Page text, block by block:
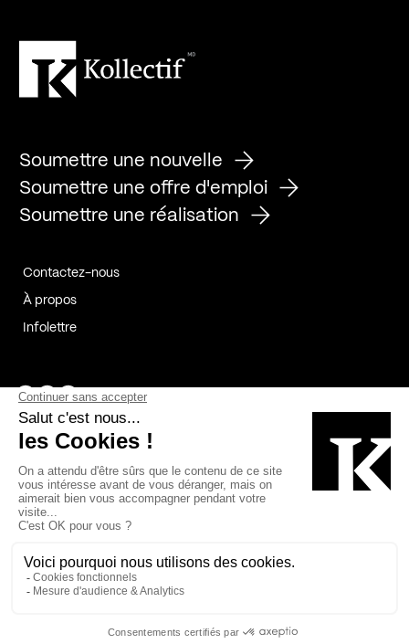
Soumettre une nouvelle
Soumettre une offre d'emploi
Soumettre une réalisation
Contactez-nous
À propos
Infolettre
Page Facebook de Kollectif
Page Instagram de Kollectif
Page Linkedin de Kollectif
Bâtiment-Durable-Québec-1
Esquisses-1
MP-1 v2com-1